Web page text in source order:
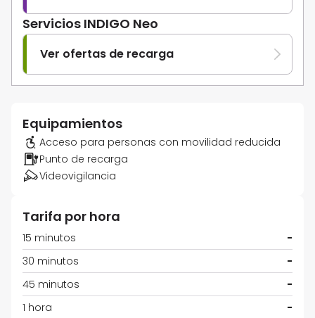
Servicios INDIGO Neo
Ver ofertas de recarga
Equipamientos
Acceso para personas con movilidad reducida
Punto de recarga
Videovigilancia
Tarifa por hora
15 minutos
-
30 minutos
-
45 minutos
-
1 hora
-